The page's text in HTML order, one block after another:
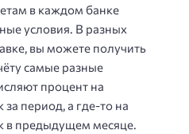
в каждом банке
условия. В разных
вы можете получить
самые разные
процент на
период, а где-то на
в предыдущем месяце.